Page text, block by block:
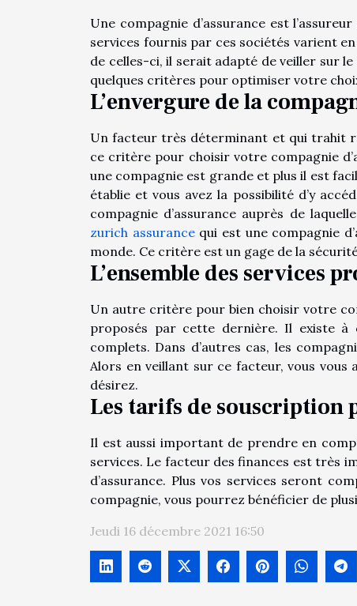
Une compagnie d’assurance est
services fournis par ces sociétés varient
de celles-ci, il serait adapté de veiller sur
quelques critères pour optimiser votre
L’envergure de la
Un facteur très déterminant et qui trahit
ce critère pour choisir votre compagnie
une compagnie est grande et plus il est
établie et vous avez la possibilité d’y
compagnie d’assurance auprès de
zurich assurancequi est une compagnie
monde. Ce critère est un gage de la
L’ensemble des services
Un autre critère pour bien choisir votre
proposés par cette dernière. Il existe à
complets. Dans d’autres cas, les
Alors en veillant sur ce facteur, vous vous
désirez.
Les tarifs de souscription
Il est aussi important de prendre en
services. Le facteur des finances est très
d’assurance. Plus vos services seront
compagnie, vous pourrez bénéficier de
Jeudi 16 décembre 2021 16:50